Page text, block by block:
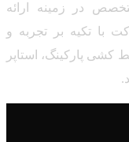
در زمینه ارائه
با تکیه بر تجربه و
پارکینگ، استاپر